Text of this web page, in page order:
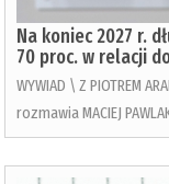
Na koniec 2027 r.
70 proc. w relacji
WYWIAD \ Z PIOTREM
rozmawia MACIEJ